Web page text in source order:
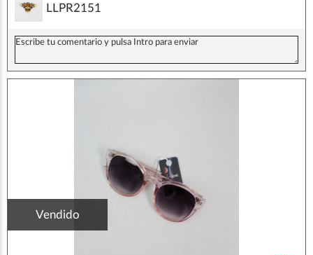
LLPR2151
Vendido